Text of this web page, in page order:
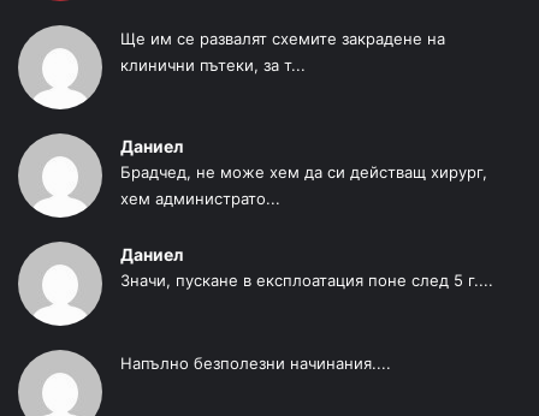
Ще им се развалят схемите закрадене на
клинични пътеки, за т...
Даниел
Брадчед, не може хем да си действащ хирург,
хем администрато...
Даниел
Значи, пускане в експлоатация поне след 5 г....
Напълно безполезни начинания....